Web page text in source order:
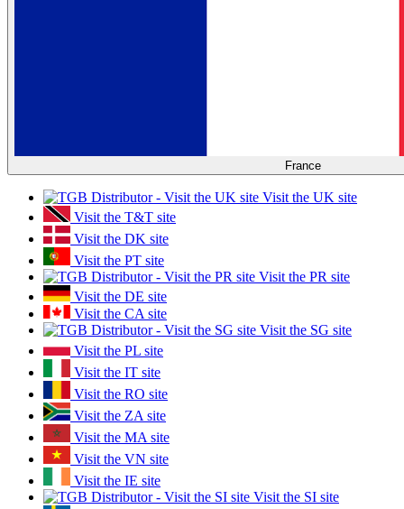
France
Visit the UK site
Visit the T&T site
Visit the DK site
Visit the PT site
Visit the PR site
Visit the DE site
Visit the CA site
Visit the SG site
Visit the PL site
Visit the IT site
Visit the RO site
Visit the ZA site
Visit the MA site
Visit the VN site
Visit the IE site
Visit the SI site